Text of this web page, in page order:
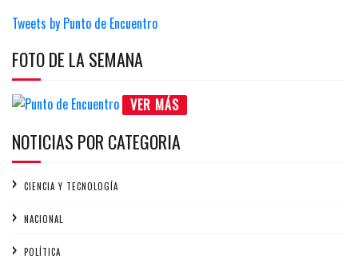
Tweets by Punto de Encuentro
FOTO DE LA SEMANA
VER MÁS
NOTICIAS POR CATEGORIA
CIENCIA Y TECNOLOGÍA
NACIONAL
POLÍTICA